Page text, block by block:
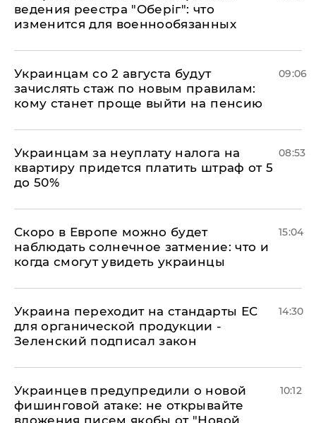
ведения реестра "Оберіг": что
изменится для военнообязанных
Украинцам со 2 августа будут
зачислять стаж по новым правилам:
кому станет проще выйти на пенсию
09:06
Украинцам за неуплату налога на
квартиру придется платить штраф от 5
до 50%
08:53
Скоро в Европе можно будет
наблюдать солнечное затмение: что и
когда смогут увидеть украинцы
15:04
Украина переходит на стандарты ЕС
для органической продукции -
Зеленский подписал закон
14:30
Украинцев предупредили о новой
фишинговой атаке: не открывайте
вложения писем якобы от "Новой
10:12